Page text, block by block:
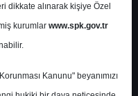
19.81 ₺
%0.00
8
dikkate alınarak kişiye Özel
kurumlar www.spk.gov.tr
Kanunu" beyanımızı